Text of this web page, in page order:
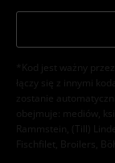
*Kod jest ważny
łączy się z innymi
zostanie
obejmuje: mediów,
Rammstein, (Till)
Fischfilet, Broilers,